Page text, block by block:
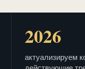
2026
актуализируем